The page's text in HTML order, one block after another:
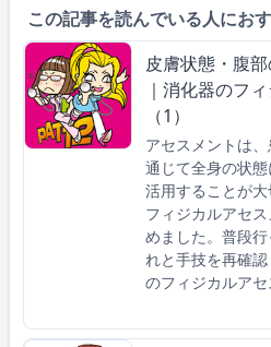
この記事を読んでいる人にお
皮膚状態・腹
｜消化器のフ
（1）
アセスメントは
通じて全身の状
活用することが
フィジカルアセ
めました。普段
れと手技を再確
のフィジカルアセ